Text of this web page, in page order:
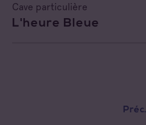
Cave particulière
L'heure Bleue
Préc.